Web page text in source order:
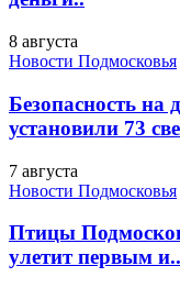
8 августа
Новости Подмосковья
Безопасность на
установили 73
7 августа
Новости Подмосковья
Птицы
улетит первым и..